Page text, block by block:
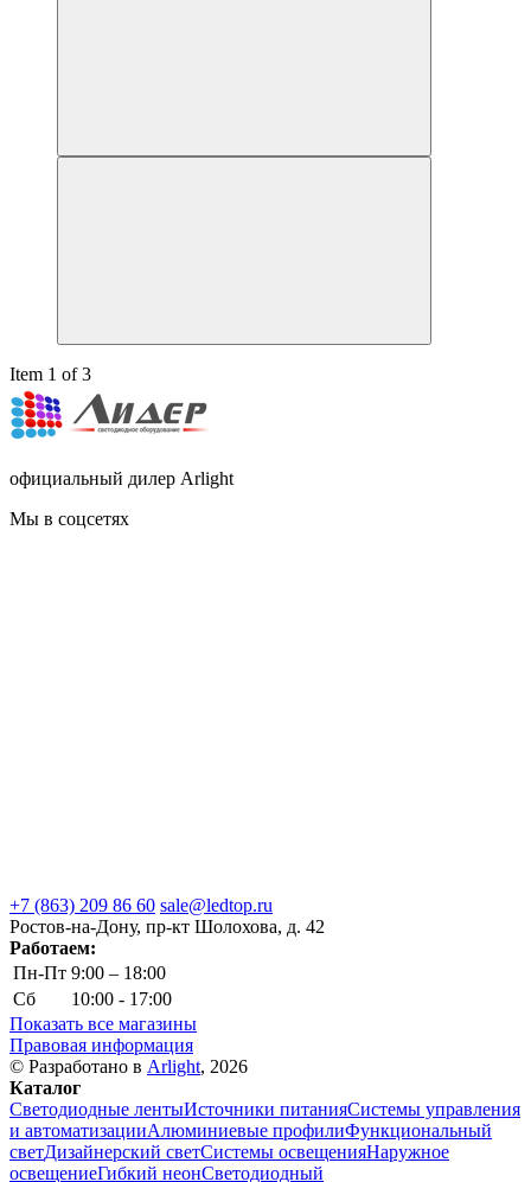
Item 1 of 3
официальный дилер Arlight
Мы в соцсетях
+7 (863) 209 86 60 sale@ledtop.ru
Ростов-на-Дону, пр-кт Шолохова, д. 42
Работаем:
Пн-Пт 9:00 – 18:00
Сб
10:00 - 17:00
Показать все магазины
Правовая информация
© Разработано в Arlight, 2026
Каталог
Светодиодные лентыИсточники питанияСистемы управления
и автоматизацииАлюминиевые профилиФункциональный
светДизайнерский светСистемы освещенияНаружное
освещениеГибкий неонСветодиодный